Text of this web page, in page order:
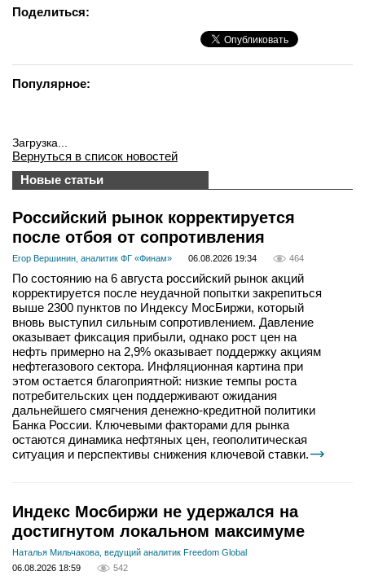
Поделиться:
Популярное:
Загрузка...
Вернуться в список новостей
Новые статьи
Российский рынок корректируется
после отбоя от сопротивления
Егор Вершинин, аналитик ФГ «Финам» 06.08.2026 19:34 464
По состоянию на 6 августа российский рынок акций
корректируется после неудачной попытки закрепиться
выше 2300 пунктов по Индексу МосБиржи, который
вновь выступил сильным сопротивлением. Давление
оказывает фиксация прибыли, однако рост цен на
нефть примерно на 2,9% оказывает поддержку акциям
нефтегазового сектора. Инфляционная картина при
этом остается благоприятной: низкие темпы роста
потребительских цен поддерживают ожидания
дальнейшего смягчения денежно-кредитной политики
Банка России. Ключевыми факторами для рынка
остаются динамика нефтяных цен, геополитическая
ситуация и перспективы снижения ключевой ставки.
Индекс Мосбиржи не удержался на
достигнутом локальном максимуме
Наталья Мильчакова, ведущий аналитик Freedom Global
06.08.2026 18:59
542